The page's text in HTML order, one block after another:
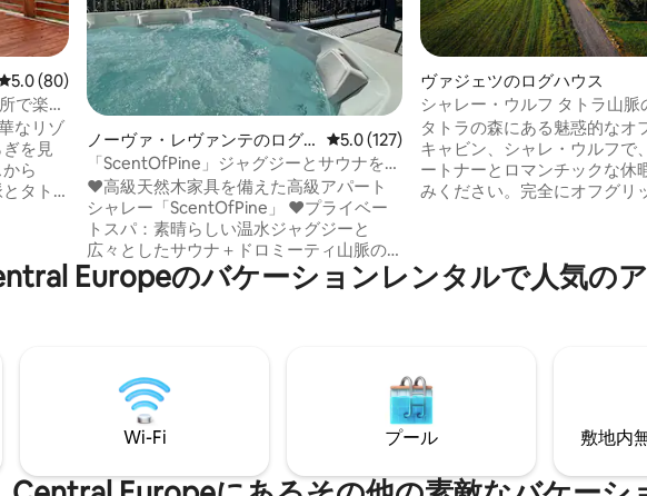
ビュー80件、5つ星中5.0つ星の平均評価
5.0 (80)
で楽し
なリゾ
を見
ら
タト
ージシ
があ
、自
ノーヴァ・レヴァンテのログ
ハウス
レビュー127件、5つ星中5.0つ星の平均評価
5.0 (127)
「ScentOfPine」ジャグジーとサウナを備
えたドロミテの豪華な宿泊先
♥️高級天然木家具を備えた高級アパート
シャレー「ScentOfPine」 ♥️プライベー
トスパ：素晴らしい温水ジャグジーと
広々としたサウナ＋ドロミーティ山脈の
絶景 ♥️ボルツァーノ中心部までわずか25
分 ♥️スキーリゾート「CAREZZA」までわ
なバスルーム♥️2室 ♥️電気自動車の充電
♥️Wi-Fi、55インチスマートテレビ2台 280
平方メートル以上のプライベートスペー
スを♥️夢見る！
ヴァジェツのログハウス
シャレー・ウルフ タトラ山脈
環境に優しいログハウス
タトラの森にある魅惑的なオ
キャビン、シャレ・ウルフで
ートナーとロマンチックな休
みください。完全にオフグリ
日、森の静けさ、暖炉のそば
地よい夜、キャビンからのト
がおすすめです。ホットタブ
在につき80ユーロの追加料金
す。
Europeのバケーションレンタルで人気の
Wi-Fi プール 敷地内